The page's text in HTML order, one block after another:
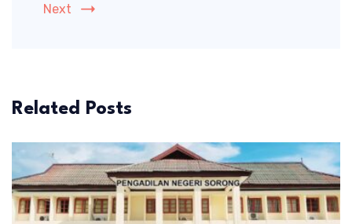
Next
Related Posts